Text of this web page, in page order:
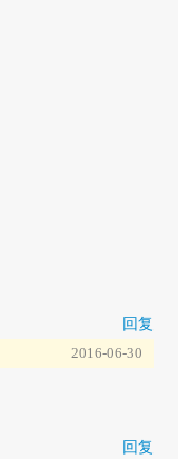
回复
2016-06-30
回复